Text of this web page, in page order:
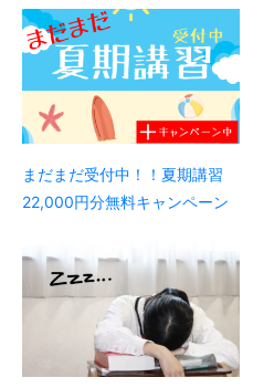
まだまだ受付中！！夏期講習
22,000円分無料キャンペーン